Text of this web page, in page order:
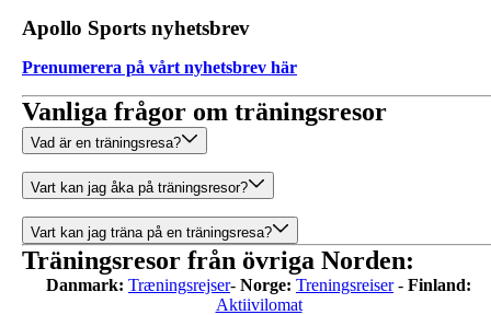
Apollo Sports nyhetsbrev
Prenumerera på vårt nyhetsbrev här
Vanliga frågor om träningsresor
Vad är en träningsresa?
Vart kan jag åka på träningsresor?
Vart kan jag träna på en träningsresa?
Träningsresor från övriga Norden:
Danmark: Træningsrejser- Norge: Treningsreiser- Finland:
Aktiivilomat